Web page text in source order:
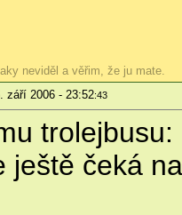
neviděl a věřim, že ju mate.
září 2006 - 23:52:43
trolejbusu:
ještě čeká